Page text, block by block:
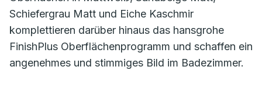
Schiefergrau Matt und Eiche Kaschmir
komplettieren darüber hinaus das hansgrohe
FinishPlus Oberflächenprogramm und schaffen ein
angenehmes und stimmiges Bild im Badezimmer.